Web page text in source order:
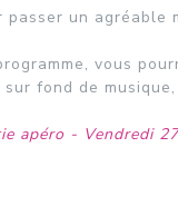
passer un agréable
vous
fond de
apéro - Vendredi